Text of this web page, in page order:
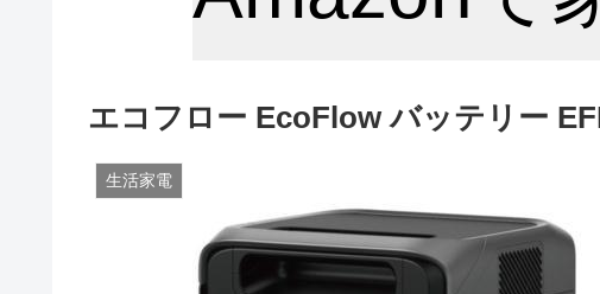
エコフロー EcoFlow バッテリー
生活家電